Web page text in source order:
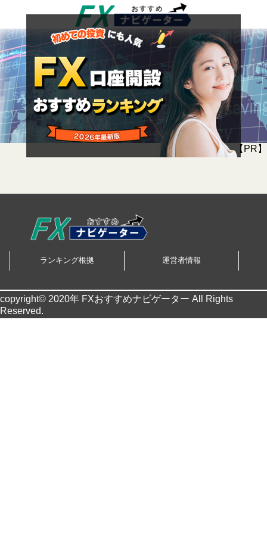
【PR】
ランキング根拠 運営者情報
copyright© 2020年 FXおすすめナビゲーター All Rights
Reserved.